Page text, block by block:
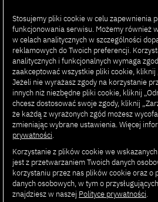
AI
PJAIT
PROGRAM
PRELEGENCI
LOKALIZACJA
REJESTRACJA
FAQ
Stosujemy pliki cookie w celu zapewnienia
funkcjonowania serwisu. Możemy również
w celach analitycznych w szczególności
reklamowych do Twoich preferencji.
analitycznych i funkcjonalnych wymaga
zaakceptować wszystkie pliki cookie, kliknij
Jeżeli nie wyrażasz zgody na korzystanie
innych niż niezbędne pliki cookie, kliknij
chcesz dostosować swoje zgody, kliknij
że każdą z wyrażonych zgód możesz
zmieniając wybrane ustawienia. Więcej
prywatności.
Korzystanie z plików cookie we
jest z przetwarzaniem Twoich danych
korzystaniu przez nas plików cookie oraz o
danych osobowych, w tym o
znajdziesz w naszej Polityce prywatności.